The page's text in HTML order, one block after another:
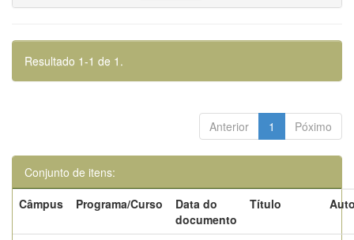
Resultado 1-1 de 1.
Anterior 1 Póximo
Conjunto de itens:
Câmpus
Programa/Curso
Data do
documento
Título